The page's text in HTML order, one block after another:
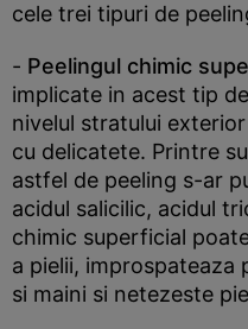
cele trei tipuri de
- Peelingul chimic
implicate in acest tip
nivelul stratului
cu delicatete. Printre
astfel de peeling s-ar
acidul salicilic, acidul
chimic superficial
a pielii, improspateaza
si maini si netezeste